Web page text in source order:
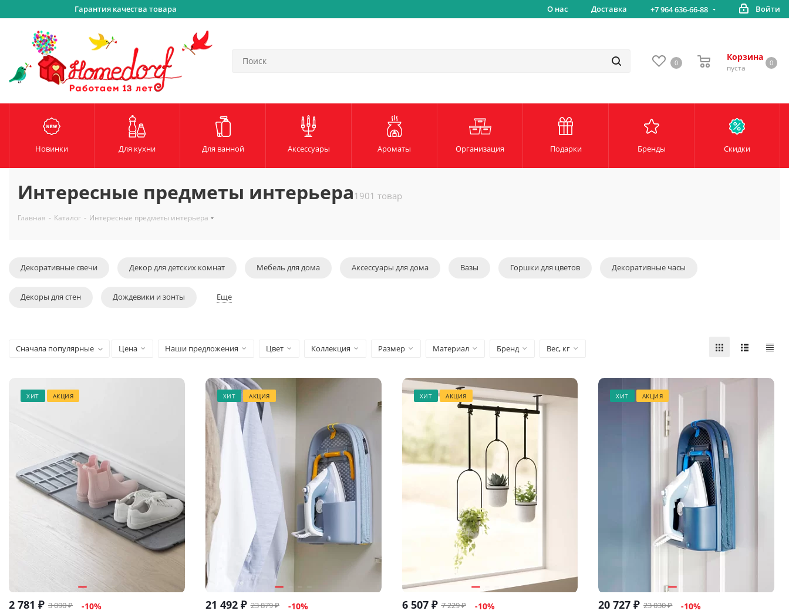
Гарантия качества товара О нас Доставка +7 964 636-66-88 Войти
0
Корзина
пуста
0
Новинки Для кухни Для ванной Аксессуары Ароматы Организация Подарки Бренды Скидки
Интересные предметы интерьера 1901 товар
Главная - Каталог - Интересные предметы интерьера
Декоративные свечи Декор для детских комнат Мебель для дома Аксессуары для дома Вазы Горшки для цветов Декоративные часы
Декоры для стен Дождевики и зонты Еще
Сначала популярные Цена Наши предложения Цвет Коллекция Размер Материал Бренд Вес, кг
ХИТ АКЦИЯ
2 781 ₽ 3 090₽ -10%
ХИТ АКЦИЯ
21 492₽ 23 879₽ -10%
ХИТ АКЦИЯ
6 507₽ 7 229₽ -10%
ХИТ АКЦИЯ
20 727 ₽ 23 030₽ -10%